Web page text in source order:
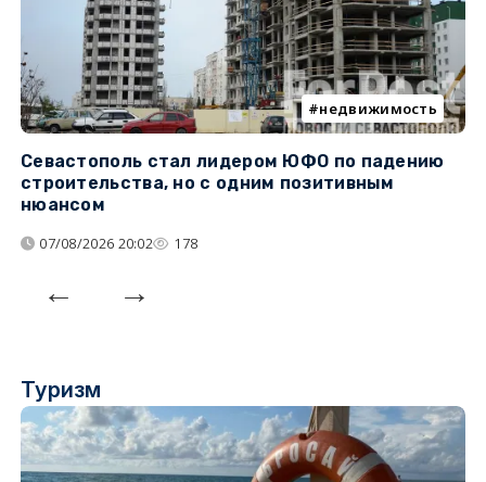
недвижимость
Севастополь стал лидером ЮФО по падению
строительства, но с одним позитивным
нюансом
07/08/2026 20:02 178
Туризм